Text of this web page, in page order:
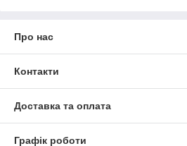
Про нас
Контакти
Доставка та оплата
Графік роботи